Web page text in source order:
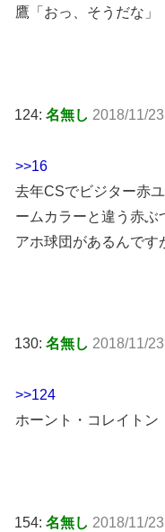
鷹「おっ、そうだな」
124: 名無し 2018/11/
>>16
去年CSでビジター赤
ームカラーと違う赤ぶ
アホ球団があるんです
130: 名無し 2018/11/
>>124
ホーント・コレイトン
154: 名無し 2018/11/